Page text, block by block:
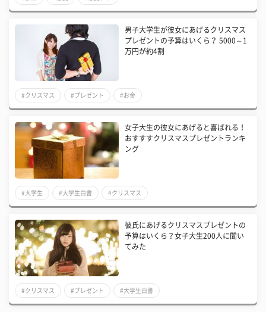
男子大学生が彼女にあげるクリスマス
プレゼントの予算はいくら？ 5000～1
万円が約4割
#クリスマス #プレゼント #お金
女子大生の彼女にあげると喜ばれる！
おすすすクリスマスプレゼントランキ
ング
#大学生 #大学生白書 #クリスマス
彼氏にあげるクリスマスプレゼントの
予算はいくら？女子大生200人に聞い
てみた
#クリスマス #プレゼント #大学生白書